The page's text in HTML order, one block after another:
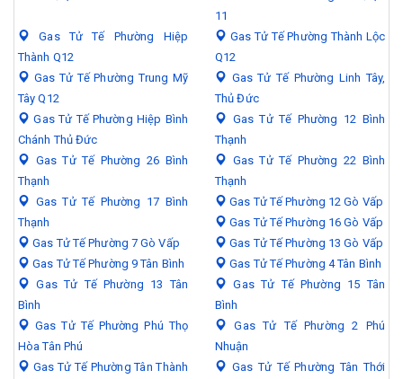
11
Gas Tử Tế Phường Hiệp
Thành Q12
Gas Tử Tế Phường Thành Lộc
Q12
Gas Tử Tế Phường Trung Mỹ
Tây Q12
Gas Tử Tế Phường Linh Tây,
Thủ Đức
Gas Tử Tế Phường Hiệp Bình
Chánh Thủ Đức
Gas Tử Tế Phường 12 Bình
Thạnh
Gas Tử Tế Phường 26 Bình
Thạnh
Gas Tử Tế Phường 22 Bình
Thạnh
Gas Tử Tế Phường 17 Bình
Thạnh
Gas Tử Tế Phường 12 Gò Vấp
Gas Tử Tế Phường 16 Gò Vấp
Gas Tử Tế Phường 7 Gò Vấp
Gas Tử Tế Phường 13 Gò Vấp
Gas Tử Tế Phường 9 Tân Bình
Gas Tử Tế Phường 4 Tân Bình
Gas Tử Tế Phường 13 Tân
Bình
Gas Tử Tế Phường 15 Tân
Bình
Gas Tử Tế Phường Phú Thọ
Hòa Tân Phú
Gas Tử Tế Phường 2 Phú
Nhuận
Gas Tử Tế Phường Tân Thành
Gas Tử Tế Phường Tân Thới